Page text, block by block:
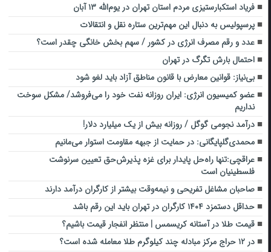
فریاد استکبارستیزی مردم استان تهران در یوم‌الله ۱۳ آبان
پرسپولیس به دنبال این مهم‌ترین ستاره نقل و انتقالات
عدد و رقم مصرف انرژی در کشور / سهم بخش خانگی چقدر است؟
احتمال بارش تگرگ در تهران
بی‌نیاز: قوانین معارض با قانون مناطق آزاد باید لغو شود
عضو کمیسیون انرژی: ایران روزانه نفت خود را می‌فروشد/ مشکل سوخت
نداریم
درآمد نجومی گوگل / روزانه بیش از یک میلیارد دلار!
محمدی‌گلپایگانی: در حمایت از جبهه مقاومت استوار می‌مانیم
عراقچی:تنها راه‌حل پایدار برای غزه پذیرش‌حق تعیین سرنوشت
فلسطینیان است
صاحبان مشاغل تفریحی و نیمه‌وقت بیشتر از کارگران درآمد دارند
حداقل دستمزد ۱۴۰۴ کارگران در تهران باید این رقم باشد
قیمت طلا در آستانه کریسمس | منتظر انفجار قیمت باشیم؟
در ۱۲ حراج مرکز مبادله چند کیلوگرم طلا معامله شده است؟